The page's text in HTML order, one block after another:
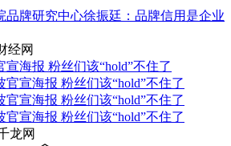
品牌研究中心徐振廷：品牌信用是企业
经网
海报 粉丝们该“hold”不住了
龙网